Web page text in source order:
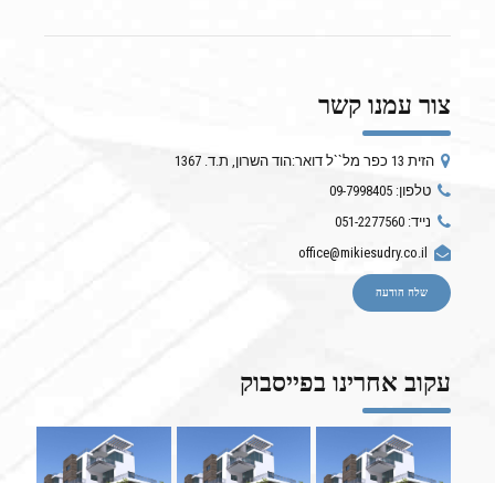
צור עמנו קשר
הזית 13 כפר מל``ל דואר:הוד השרון, ת.ד. 1367
טלפון: 09-7998405
נייד: 051-2277560
office@mikiesudry.co.il
שלח הודעה
עקוב אחרינו בפייסבוק